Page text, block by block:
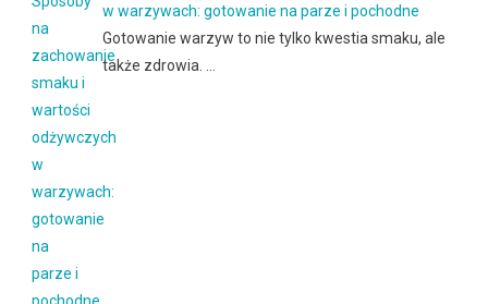
w warzywach: gotowanie na parze i pochodne
Gotowanie warzyw to nie tylko kwestia smaku, ale
także zdrowia. …